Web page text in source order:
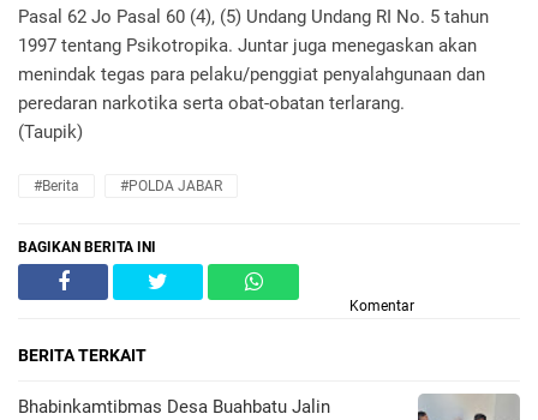
Pasal 62 Jo Pasal 60 (4), (5) Undang Undang RI No. 5 tahun
1997 tentang Psikotropika. Juntar juga menegaskan akan
menindak tegas para pelaku/penggiat penyalahgunaan dan
peredaran narkotika serta obat-obatan terlarang.
(Taupik)
#Berita #POLDA JABAR
BAGIKAN BERITA INI
Komentar
BERITA TERKAIT
Bhabinkamtibmas Desa Buahbatu Jalin